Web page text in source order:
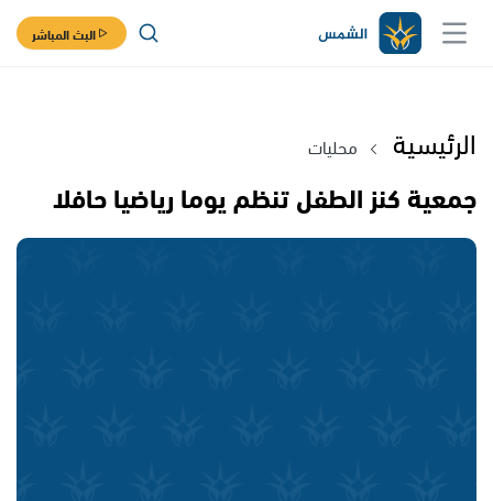
البث المباشر
الرئيسية محليات
جمعية كنز الطفل تنظم يوما رياضيا حافلا